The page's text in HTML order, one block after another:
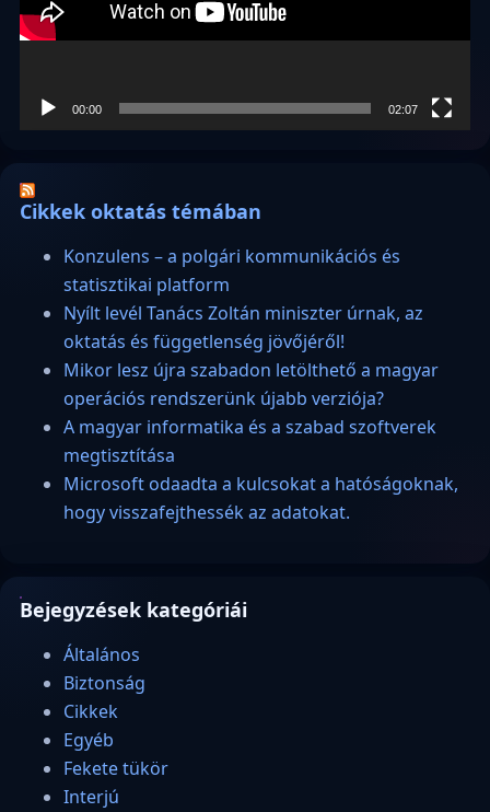
00:00 02:07
Cikkek oktatás témában
Konzulens – a polgári kommunikációs és
statisztikai platform
Nyílt levél Tanács Zoltán miniszter úrnak, az
oktatás és függetlenség jövőjéről!
Mikor lesz újra szabadon letölthető a magyar
operációs rendszerünk újabb verziója?
A magyar informatika és a szabad szoftverek
megtisztítása
Microsoft odaadta a kulcsokat a hatóságoknak,
hogy visszafejthessék az adatokat.
Bejegyzések kategóriái
Általános
Biztonság
Cikkek
Egyéb
Fekete tükör
Interjú